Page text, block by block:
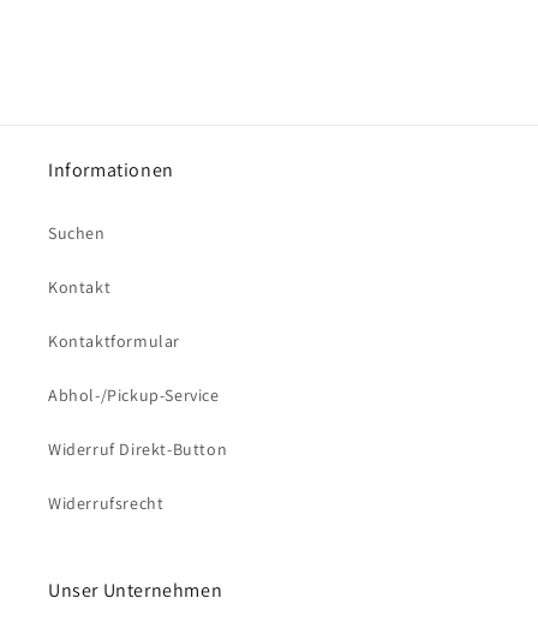
Informationen
Suchen
Kontakt
Kontaktformular
Abhol-/Pickup-Service
Widerruf Direkt-Button
Widerrufsrecht
Unser Unternehmen